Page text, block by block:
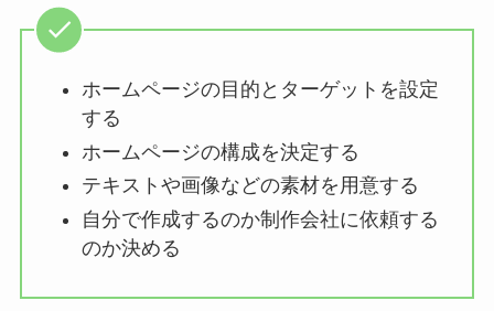
ホームページの目的とターゲットを設定
する
ホームページの構成を決定する
テキストや画像などの素材を用意する
自分で作成するのか制作会社に依頼する
のか決める